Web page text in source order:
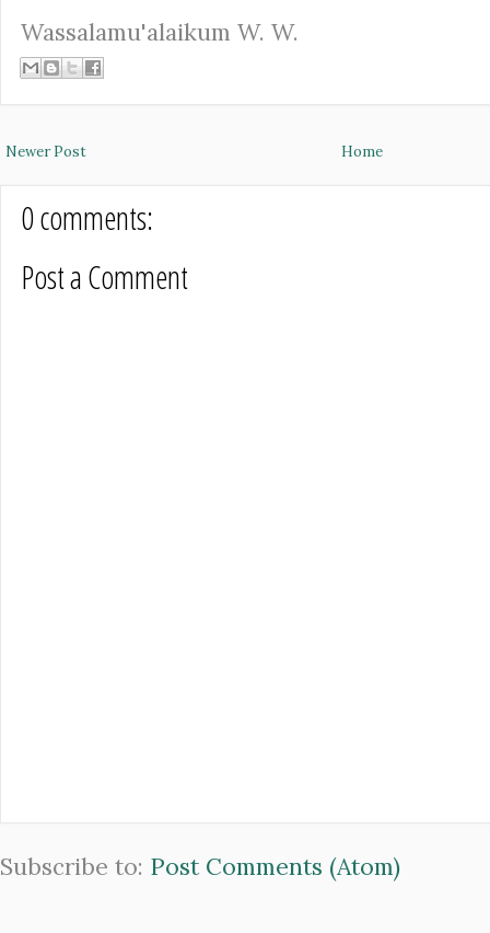
Wassalamu'alaikum W. W.
Newer Post Home
0 comments:
Post a Comment
Subscribe to: Post Comments (Atom)